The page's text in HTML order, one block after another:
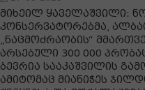
მიხეილ ყაველაშვილი:
კონსერვატორებმა,
„ნაცმოძრაობის“
არსებული 300 000
ბევრია სააკაშვილის
ამიტომაც მიანიჭეს